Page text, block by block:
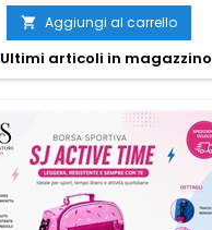
 Aggiungi al carrello
Ultimi articoli in magazzino